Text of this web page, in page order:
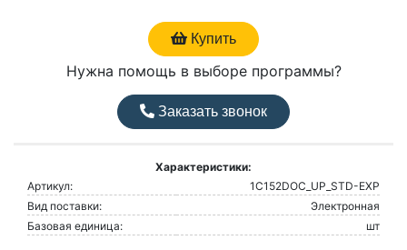
Купить
Нужна помощь в выборе программы?
Заказать звонок
Характеристики:
Артикул:
1C152DOC_UP_STD-EXP
Вид поставки:
Электронная
Базовая единица:
шт